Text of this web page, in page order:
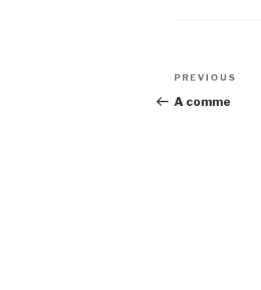
Post
navigation
Previous
Post
PREVIOUS
A comme